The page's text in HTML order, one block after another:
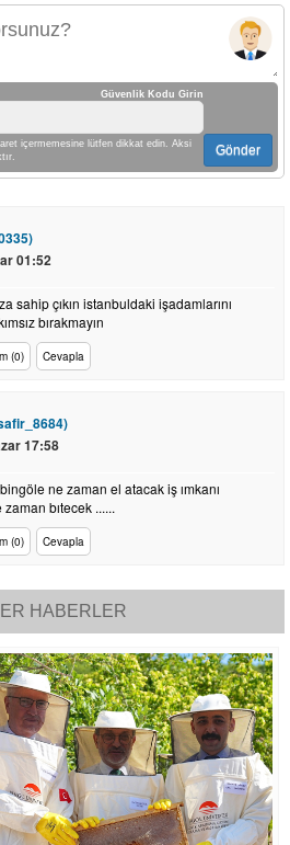
Güvenlik Kodu Girin
içermemesine lütfen dikkat edin. Aksi
Gönder
01:52
sahip çıkın istanbuldaki işadamlarını
bırakmayın
(0) Cevapla
17:58
ne zaman el atacak iş ımkanı
bıtecek ......
(0) Cevapla
HABERLER